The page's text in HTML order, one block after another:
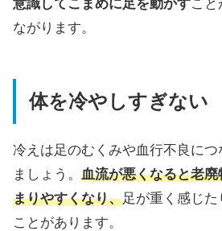
意識してこまめに足を動かすこ
ながります。
体を冷やしすぎない
冷えは足のむくみや血行不良に
ましょう。 血流が悪くなると老
まりやすくなり、足が重く感じ
ことがあります。